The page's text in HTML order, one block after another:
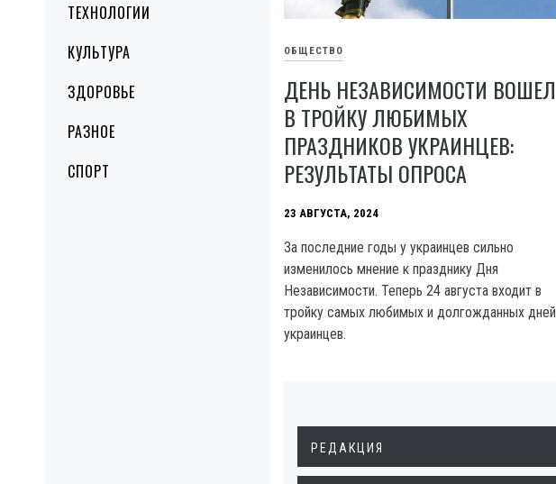
ТЕХНОЛОГИИ
КУЛЬТУРА
ЗДОРОВЬЕ
РАЗНОЕ
СПОРТ
ОБЩЕСТВО
ДЕНЬ НЕЗАВИСИМОСТИ ВОШЕЛ
В ТРОЙКУ ЛЮБИМЫХ
ПРАЗДНИКОВ УКРАИНЦЕВ:
РЕЗУЛЬТАТЫ ОПРОСА
23 АВГУСТА, 2024
За последние годы у украинцев сильно
изменилось мнение к празднику Дня
Независимости. Теперь 24 августа входит в
тройку самых любимых и долгожданных дней
украинцев.
РЕДАКЦИЯ